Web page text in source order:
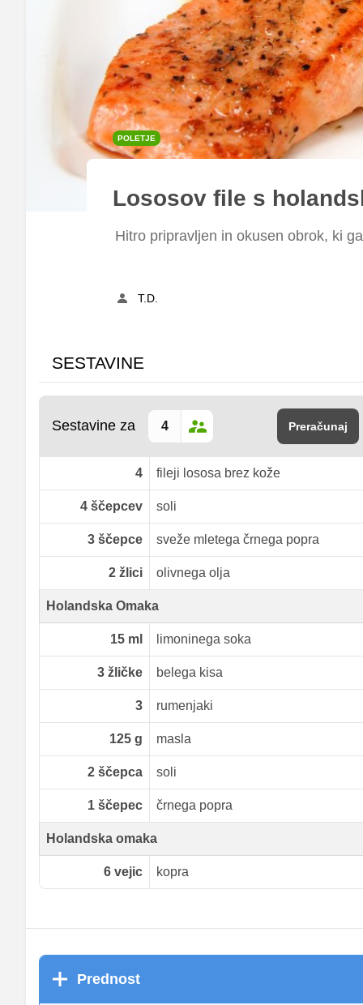
POLETJE
Lososov file s
Hitro pripravljen in okusen obrok, ki
T.D.
SESTAVINE
Sestavine za Preračunaj
4 fileji lososa brez kože
4 ščepcev soli
3 ščepce sveže mletega črnega popra
2 žlici olivnega olja
Holandska Omaka
15 ml limoninega soka
3 žličke belega kisa
3 rumenjaki
125 g masla
2 ščepca soli
1 ščepec črnega popra
Holandska omaka
6 vejic kopra
Prednost